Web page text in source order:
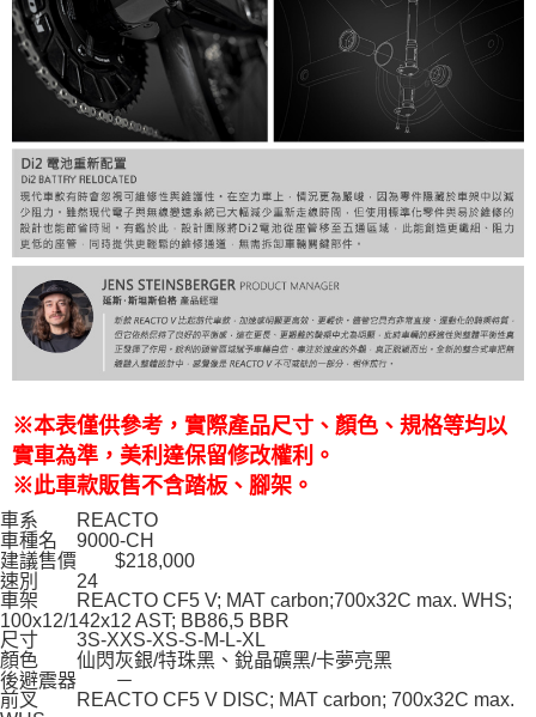
※本表僅供參考，實際產品尺寸、顏色、規格等均以
實車為準，美利達保留修改權利。
※此車款販售不含踏板、腳架。
車系
REACTO
車種名
9000-CH
建議售價
$218,000
速別
24
車架
REACTO CF5 V; MAT carbon;700x32C max. WHS;
100x12/142x12 AST; BB86,5 BBR
尺寸
3S-XXS-XS-S-M-L-XL
顏色
仙閃灰銀/特珠黑、銳晶礦黑/卡夢亮黑
後避震器
－
前叉
REACTO CF5 V DISC; MAT carbon; 700x32C max.